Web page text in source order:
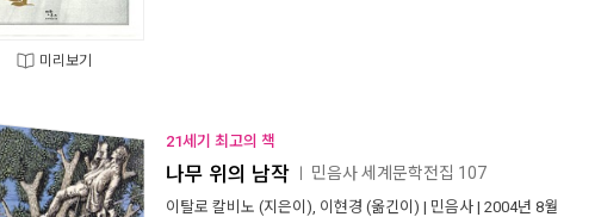
미리보기
21세기 최고의 책
나무 위의 남작 민음사 세계문학전집 107
이탈로 칼비노 (지은이), 이현경 (옮긴이) | 민음사 | 2004년 8월